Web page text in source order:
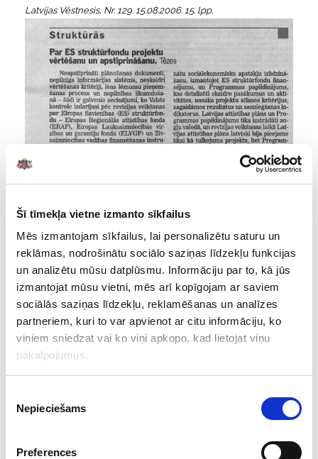
Šī tīmekļa vietne izmanto sīkfailus
Mēs izmantojam sīkfailus, lai personalizētu saturu un
reklāmas, nodrošinātu sociālo saziņas līdzekļu funkcijas
un analizētu mūsu datplūsmu. Informāciju par to, kā jūs
izmantojat mūsu vietni, mēs arī kopīgojam ar saviem
sociālās saziņas līdzekļu, reklamēšanas un analīzes
partneriem, kuri to var apvienot ar citu informāciju, ko
viņiem sniedzat vai ko viņi apkopo, kad lietojat viņu
pakalpojumus.
izvēle
Nepieciešams
Preferences
Latvijas Vēstnesis, Nr. 129. 15.08.2006. 15. lpp.